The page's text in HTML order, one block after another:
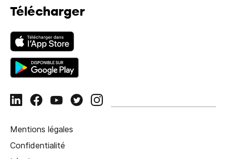
Télécharger
Mentions légales
Confidentialité